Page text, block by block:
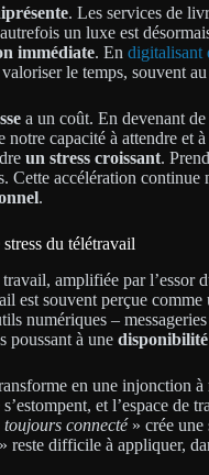
. Les services de
un luxe est
immédiate. En digitalisant
le temps, souvent
a un coût. En devenant
capacité à attendre et
un stress croissant.
Cette accélération continue
.
du télétravail
amplifiée par
est souvent perçue comme
numériques –
poussant à une
en une injonction
et l’espace de
toujours connecté» crée une
» reste difficile à appliquer,